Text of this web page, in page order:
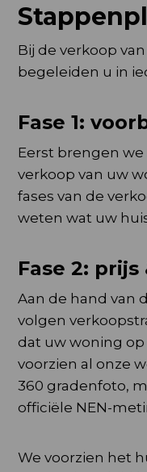
Bij de verkoop
begeleiden u in
Fase 1:
Eerst brengen
verkoop van uw
fases van de
weten wat uw
Fase 2:
Aan de hand van
volgen
dat uw woning
voorzien al onze
360 gradenfoto,
officiële NEN-
We voorzien het